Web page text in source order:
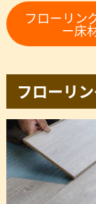
フローリン
ー床
フローリ